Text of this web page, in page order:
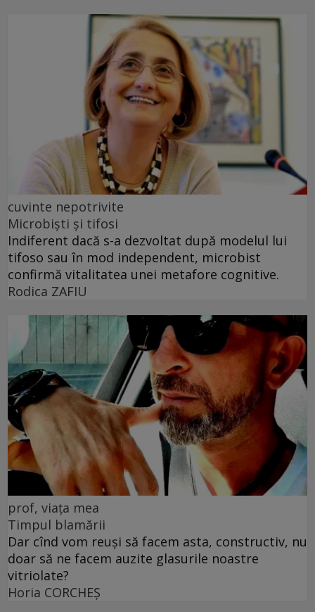
cuvinte nepotrivite
Microbiști și tifosi
Indiferent dacă s-a dezvoltat după modelul lui
tifoso sau în mod independent, microbist
confirmă vitalitatea unei metafore cognitive.
Rodica ZAFIU
prof, viața mea
Timpul blamării
Dar cînd vom reuși să facem asta, constructiv, nu
doar să ne facem auzite glasurile noastre
vitriolate?
Horia CORCHEŞ